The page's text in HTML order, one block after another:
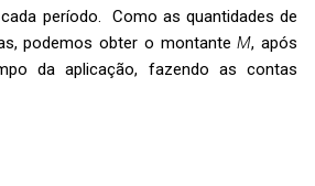
período. Como as quantidades de
podemos obter o montanteM, após
da aplicação, fazendo as contas